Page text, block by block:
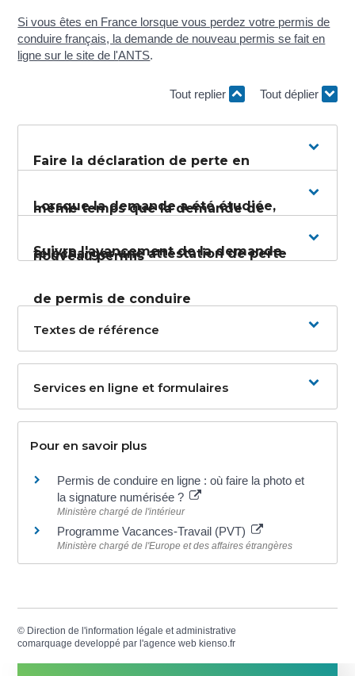
Si vous êtes en France lorsque vous perdez votre permis de
conduire français, la demande de nouveau permis se fait en
ligne sur le site de l'ANTS.
Tout replier Tout déplier
Faire la déclaration de perte en
même temps que la demande de
nouveau permis
Lorsque la demande a été étudiée,
télécharger une attestation de perte
Suivre l'avancement de la demande
de permis de conduire
Textes de référence
Services en ligne et formulaires
Pour en savoir plus
Permis de conduire en ligne : où faire la photo et
la signature numérisée ?
Ministère chargé de l'intérieur
Programme Vacances-Travail (PVT)
Ministère chargé de l'Europe et des affaires étrangères
© Direction de l'information légale et administrative
comarquage developpé par l'agence web kienso.fr